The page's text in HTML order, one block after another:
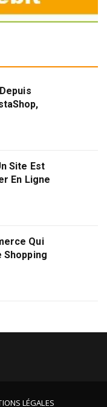
Site Est
En Ligne
Qui
LÉGALES